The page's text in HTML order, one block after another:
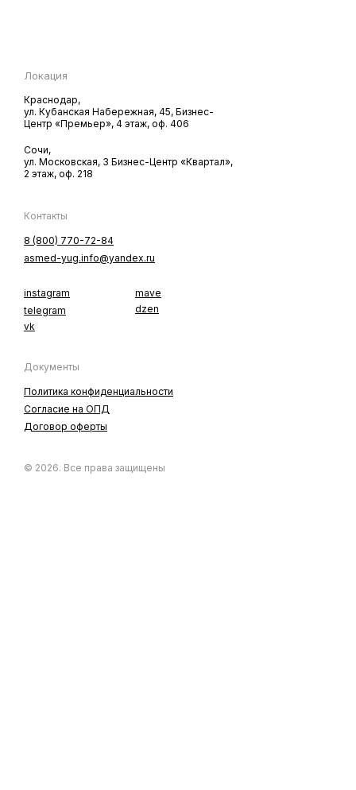
Договор оферты
Согласие на ОПД
Политика конфиденциальности
Документы
instagram
dzen
mave
vk
telegram
asmed-yug.info@yandex.ru
8 (800) 770-72-84
Контакты
Сочи,
ул. Московская, 3 Бизнес-Центр «Квартал»,
2 этаж, оф. 218
Краснодар,
ул. Кубанская Hабережная, 45, Бизнес-
Центр «Премьер», 4 этаж, оф. 406
Локация
© 2026. Все права защищены